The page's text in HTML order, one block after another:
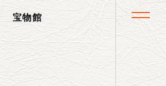
宝物館
toggle